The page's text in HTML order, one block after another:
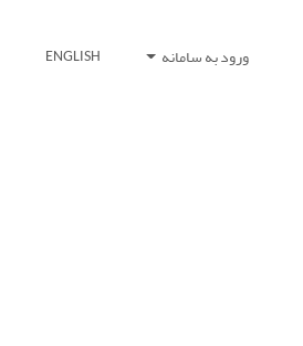
ورود به سامانه ENGLISH